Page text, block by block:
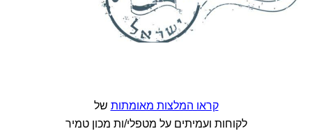
קראו המלצות מאומתות של
לקוחות ועמיתים על מטפלי/ות מכון טמיר